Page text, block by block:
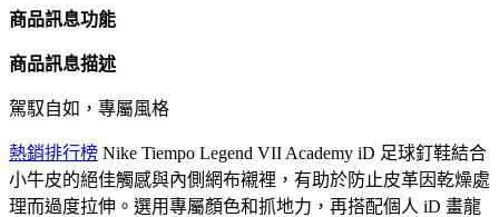
商品訊息功能
商品訊息描述
駕馭自如，專屬風格
熱銷排行榜 Nike Tiempo Legend VII Academy iD 足球釘鞋結合
小牛皮的絕佳觸感與內側網布襯裡，有助於防止皮革因乾燥處
理而過度拉伸。選用專屬顏色和抓地力，再搭配個人 iD 畫龍